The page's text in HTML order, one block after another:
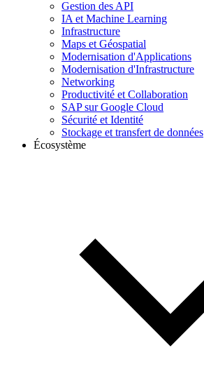
Gestion des API
IA et Machine Learning
Infrastructure
Maps et Géospatial
Modernisation d'Applications
Modernisation d'Infrastructure
Networking
Productivité et Collaboration
SAP sur Google Cloud
Sécurité et Identité
Stockage et transfert de données
Écosystème